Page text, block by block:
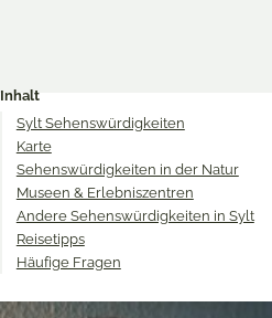
Twitter
Inhalt
Sylt Sehenswürdigkeiten
Karte
Sehenswürdigkeiten in der Natur
Museen & Erlebniszentren
Andere Sehenswürdigkeiten in Sylt
Reisetipps
Häufige Fragen